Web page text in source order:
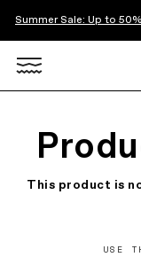
Summer Sale: Up to
This product is
USE